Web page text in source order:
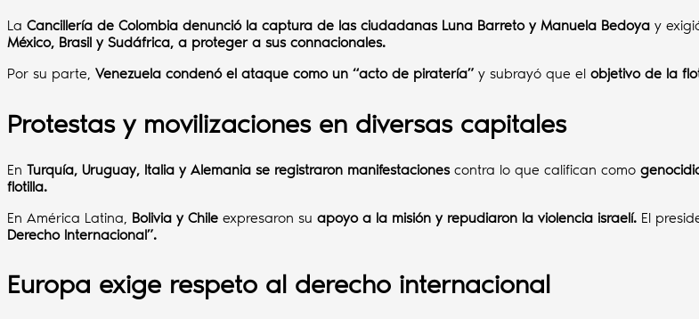
La Cancillería de Colombia denunció la captura de las ciudadanas Luna Barreto y Manuela Bedoya y
México, Brasil y Sudáfrica, a proteger a sus connacionales.
Por su parte, Venezuela condenó el ataque como un “acto de piratería” y subrayó que el objetivo de la
Protestas y movilizaciones en diversas capitales
En Turquía, Uruguay, Italia y Alemania se registraron manifestacionescontra lo que califican como
flotilla.
En América Latina, Bolivia y Chile expresaron su apoyo a la misión y repudiaron la violencia israelí. El
Derecho Internacional”.
Europa exige respeto al derecho internacional